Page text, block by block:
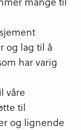
og lag til å
har varig
våre
til
og lignende